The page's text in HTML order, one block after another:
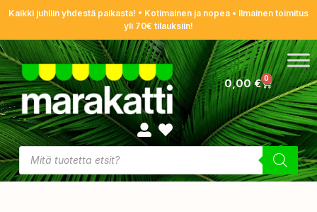
Kaikki juhliin yhdestä paikasta! • Kotimainen ja nopea • Ilmainen toimitus
yli 70€ tilauksiin!
0,00€ 0